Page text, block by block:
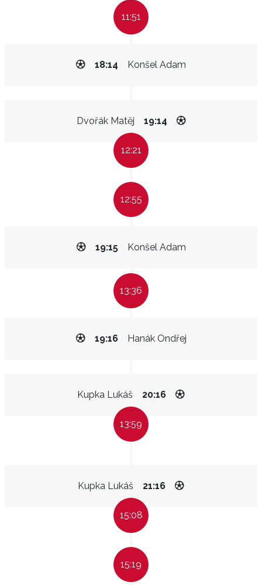
11:51
Konšel Adam
18:14
Dvořák Matěj 19:14
12:21
12:55
Konšel Adam
19:15
13:36
Hanák Ondřej
19:16
Kupka Lukáš 20:16
13:59
Kupka Lukáš 21:16
15:08
15:19